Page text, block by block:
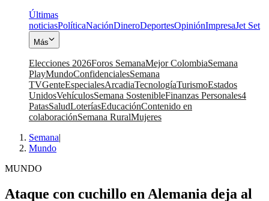
Últimas
noticiasPolíticaNaciónDineroDeportesOpiniónImpresaJet Set
Más
Elecciones 2026Foros SemanaMejor ColombiaSemana
PlayMundoConfidencialesSemana
TVGenteEspecialesArcadiaTecnologíaTurismoEstados
UnidosVehículosSemana SostenibleFinanzas Personales4
PatasSaludLoteríasEducaciónContenido en
colaboraciónSemana RuralMujeres
Semana|
Mundo
MUNDO
Ataque con cuchillo en Alemania deja al